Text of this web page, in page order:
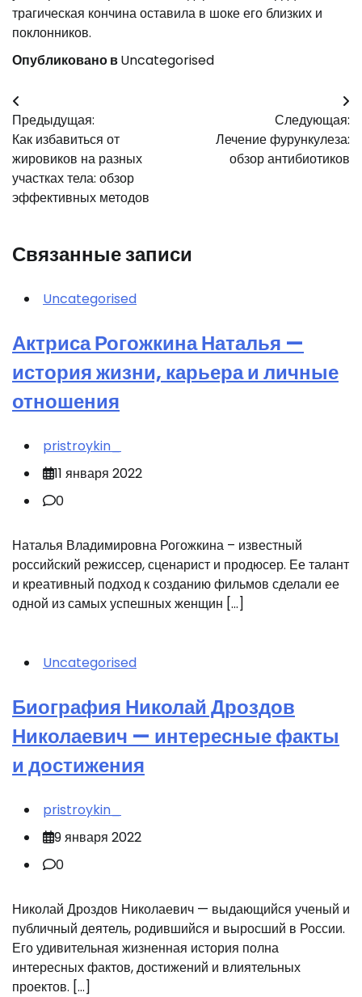
трагическая кончина оставила в шоке его близких и
поклонников.
Опубликовано вUncategorised
Навигация
по
записям
Предыдущая:
Как избавиться от
жировиков на разных
участках тела: обзор
эффективных методов
Следующая:
Лечение фурункулеза:
обзор антибиотиков
Связанные записи
Uncategorised
Актриса Рогожкина Наталья —
история жизни, карьера и личные
отношения
pristroykin_
11 января 2022
0
Наталья Владимировна Рогожкина – известный
российский режиссер, сценарист и продюсер. Ее талант
и креативный подход к созданию фильмов сделали ее
одной из самых успешных женщин […]
Uncategorised
Биография Николай Дроздов
Николаевич — интересные факты
и достижения
pristroykin_
9 января 2022
0
Николай Дроздов Николаевич — выдающийся ученый и
публичный деятель, родившийся и выросший в России.
Его удивительная жизненная история полна
интересных фактов, достижений и влиятельных
проектов. […]